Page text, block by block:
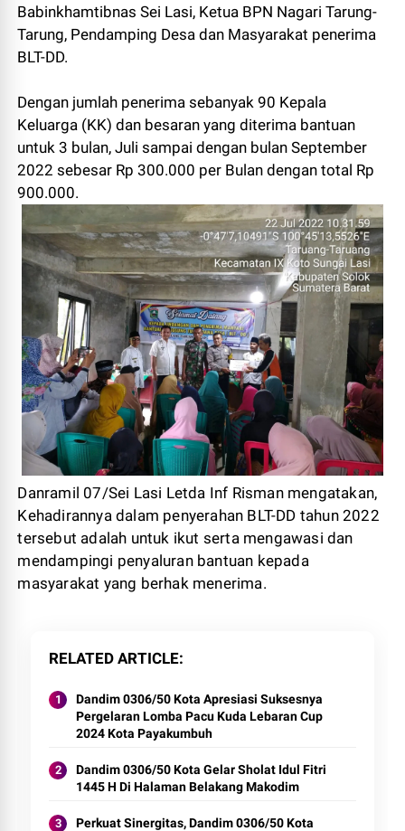
Babinkhamtibnas Sei Lasi, Ketua BPN Nagari Tarung-
Tarung, Pendamping Desa dan Masyarakat penerima
BLT-DD.
Dengan jumlah penerima sebanyak 90 Kepala
Keluarga (KK) dan besaran yang diterima bantuan
untuk 3 bulan, Juli sampai dengan bulan September
2022 sebesar Rp 300.000 per Bulan dengan total Rp
900.000.
Danramil 07/Sei Lasi Letda Inf Risman mengatakan,
Kehadirannya dalam penyerahan BLT-DD tahun 2022
tersebut adalah untuk ikut serta mengawasi dan
mendampingi penyaluran bantuan kepada
masyarakat yang berhak menerima.
RELATED ARTICLE
Dandim 0306/50 Kota Apresiasi Suksesnya
Pergelaran Lomba Pacu Kuda Lebaran Cup
2024 Kota Payakumbuh
Dandim 0306/50 Kota Gelar Sholat Idul Fitri
1445 H Di Halaman Belakang Makodim
Perkuat Sinergitas, Dandim 0306/50 Kota